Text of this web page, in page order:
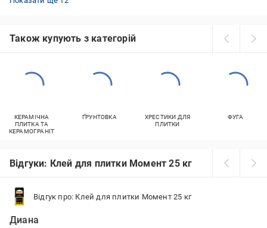
Також купують з категорій
КЕРАМІЧНА
ПЛИТКА ТА
КЕРАМОГРАНІТ
ҐРУНТОВКА
ХРЕСТИКИ ДЛЯ
ПЛИТКИ
ФУГА
Відгуки: Клей для плитки Момент 25 кг
Відгук про: Клей для плитки Момент 25 кг
Диана